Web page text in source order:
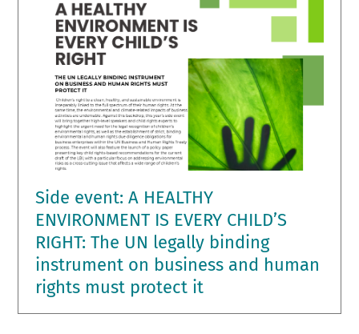
Side event: A HEALTHY
ENVIRONMENT IS EVERY CHILD’S
RIGHT: The UN legally binding
instrument on business and human
rights must protect it